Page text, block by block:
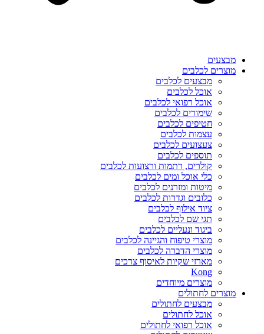
מבצעים
מוצרים לכלבים
מבצעים לכלבים
אוכל לכלבים
אוכל רפואי לכלבים
שימורים לכלבים
חטיפים לכלבים
עצמות לכלבים
צעצועים לכלבים
תוספים לכלבים
קולרים, רתמות ורצועות לכלבים
כלי אוכל ומים לכלבים
מיטות ומזרנים לכלבים
כלובים וגדרות לכלבים
ציוד אילוף לכלבים
תגי שם לכלבים
ביגוד ונעליים לכלבים
מוצרי טיפוח והגיינה לכלבים
מוצרי הדברה לכלבים
מארזי שקיות לאיסוף צרכים
Kong
מוצרים מיוחדים
מוצרים לחתולים
מבצעים לחתולים
אוכל לחתולים
אוכל רפואי לחתולים